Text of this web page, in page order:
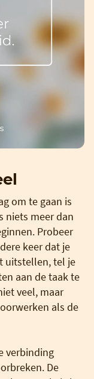
om te gaan is
niets meer dan
Probeer
keer dat je
uitstellen, tel je
aan de taak te
veel, maar
als de
verbinding
De